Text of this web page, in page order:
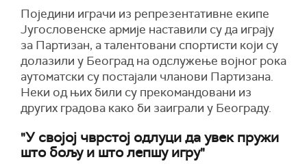
Поједини играчи из репрезентативне екипе
Југословенске армије наставили су да играју
за Партизан, а талентовани спортисти који су
долазили у Београд на одслужење војног рока
аутоматски су постајали чланови Партизана.
Неки од њих били су прекомандовани из
других градова како би заиграли у Београду.
"У својој чврстој одлуци да увек пружи
што бољу и што лепшу игру"